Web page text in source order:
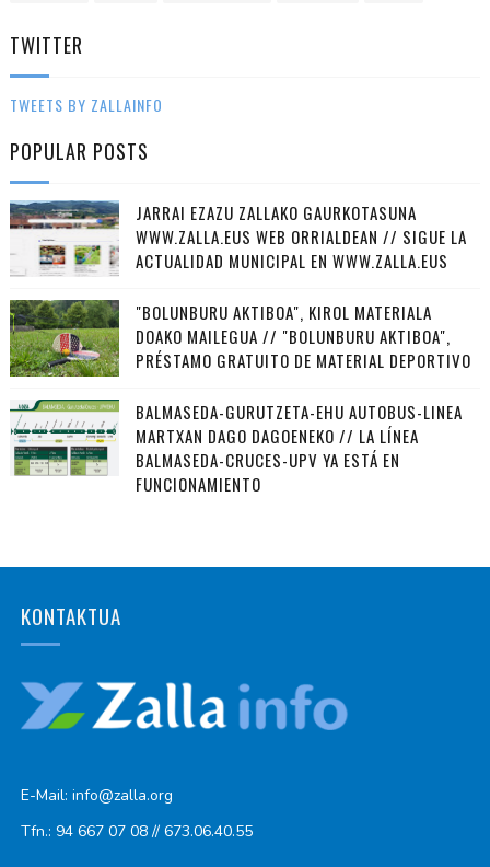
TWITTER
TWEETS BY ZALLAINFO
POPULAR POSTS
JARRAI EZAZU ZALLAKO GAURKOTASUNA
WWW.ZALLA.EUS WEB ORRIALDEAN // SIGUE LA
ACTUALIDAD MUNICIPAL EN WWW.ZALLA.EUS
"BOLUNBURU AKTIBOA", KIROL MATERIALA
DOAKO MAILEGUA // "BOLUNBURU AKTIBOA",
PRÉSTAMO GRATUITO DE MATERIAL DEPORTIVO
BALMASEDA-GURUTZETA-EHU AUTOBUS-LINEA
MARTXAN DAGO DAGOENEKO // LA LÍNEA
BALMASEDA-CRUCES-UPV YA ESTÁ EN
FUNCIONAMIENTO
KONTAKTUA
E-Mail: info@zalla.org
Tfn.: 94 667 07 08 // 673.06.40.55